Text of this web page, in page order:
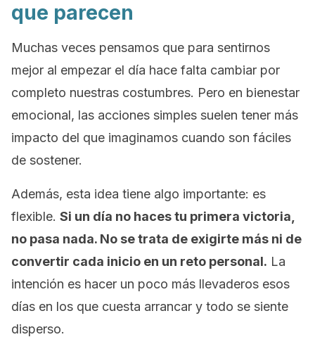
que parecen
Muchas veces pensamos que para sentirnos
mejor al empezar el día hace falta cambiar por
completo nuestras costumbres. Pero en bienestar
emocional, las acciones simples suelen tener más
impacto del que imaginamos cuando son fáciles
de sostener.
Además, esta idea tiene algo importante: es
flexible. Si un día no haces tu primera victoria,
no pasa nada. No se trata de exigirte más ni de
convertir cada inicio en un reto personal. La
intención es hacer un poco más llevaderos esos
días en los que cuesta arrancar y todo se siente
disperso.